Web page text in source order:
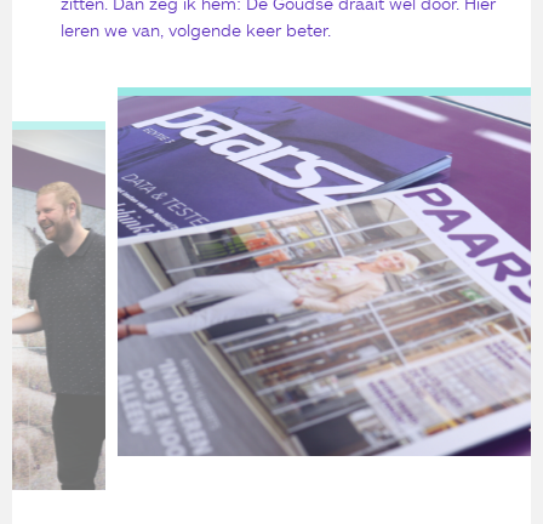
leren we van, volgende keer beter.